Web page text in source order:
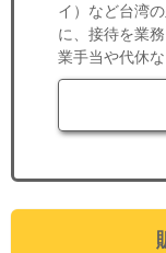
イ）など台湾
に、接待を業
業手当や代休